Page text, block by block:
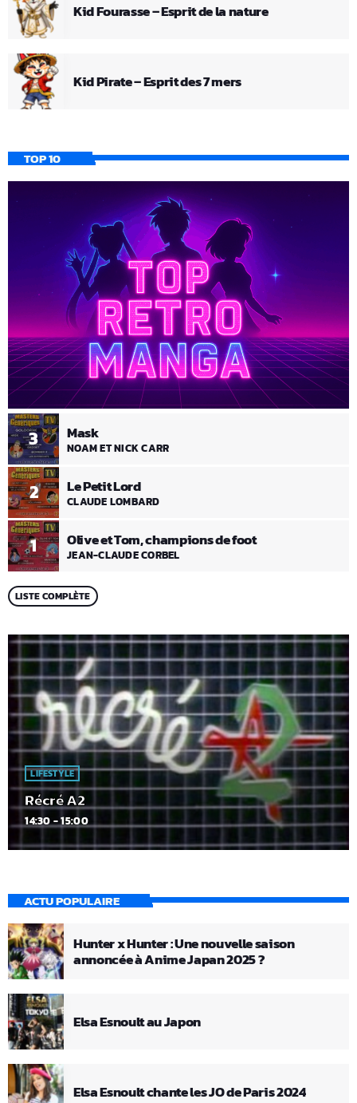
Kid Fourasse – Esprit de la nature
Kid Pirate – Esprit des 7 mers
TOP 10
1 Olive et Tom, champions de foot
JEAN-CLAUDE CORBEL
2 Le Petit Lord
CLAUDE LOMBARD
3 Mask
NOAM ET NICK CARR
LISTE COMPLÈTE
LIFESTYLE
Récré A2
14:30 - 15:00
ACTU POPULAIRE
Hunter x Hunter : Une nouvelle saison
annoncée à Anime Japan 2025 ?
Elsa Esnoult au Japon
Elsa Esnoult chante les JO de Paris 2024